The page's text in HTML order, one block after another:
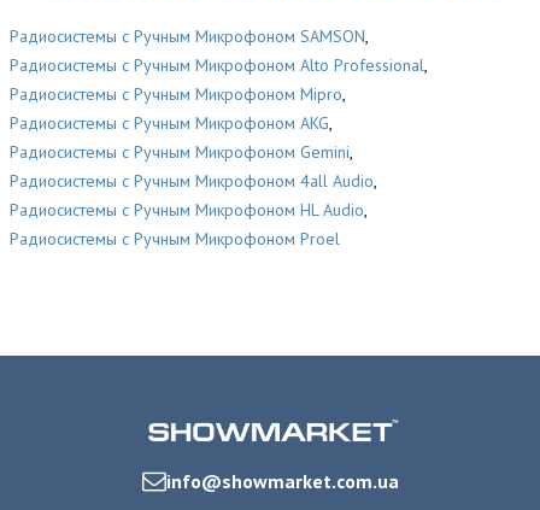
Радиосистемы с Ручным Микрофоном SAMSON,
Радиосистемы с Ручным Микрофоном Alto Professional,
Радиосистемы с Ручным Микрофоном Mipro,
Радиосистемы с Ручным Микрофоном AKG,
Радиосистемы с Ручным Микрофоном Gemini,
Радиосистемы с Ручным Микрофоном 4all Audio,
Радиосистемы с Ручным Микрофоном HL Audio,
Радиосистемы с Ручным Микрофоном Proel
info@showmarket.com.ua